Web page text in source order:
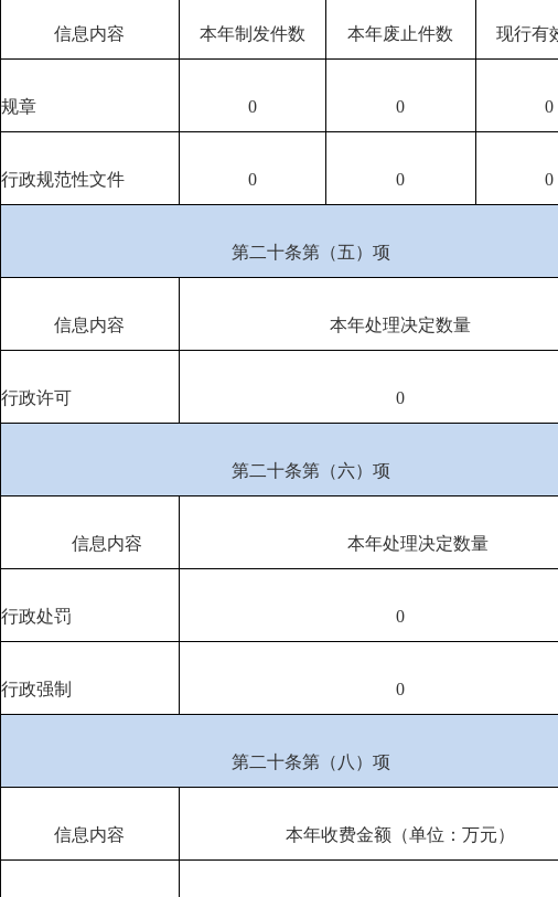
信息内容 本年制发件数 本年废止件数 现行有
规章 0 0 0
行政规范性文件 0 0 0
第二十条第（五）项
信息内容 本年处理决定数量
行政许可 0
第二十条第（六）项
信息内容 本年处理决定数量
行政处罚 0
行政强制 0
第二十条第（八）项
信息内容 本年收费金额（单位：万元）